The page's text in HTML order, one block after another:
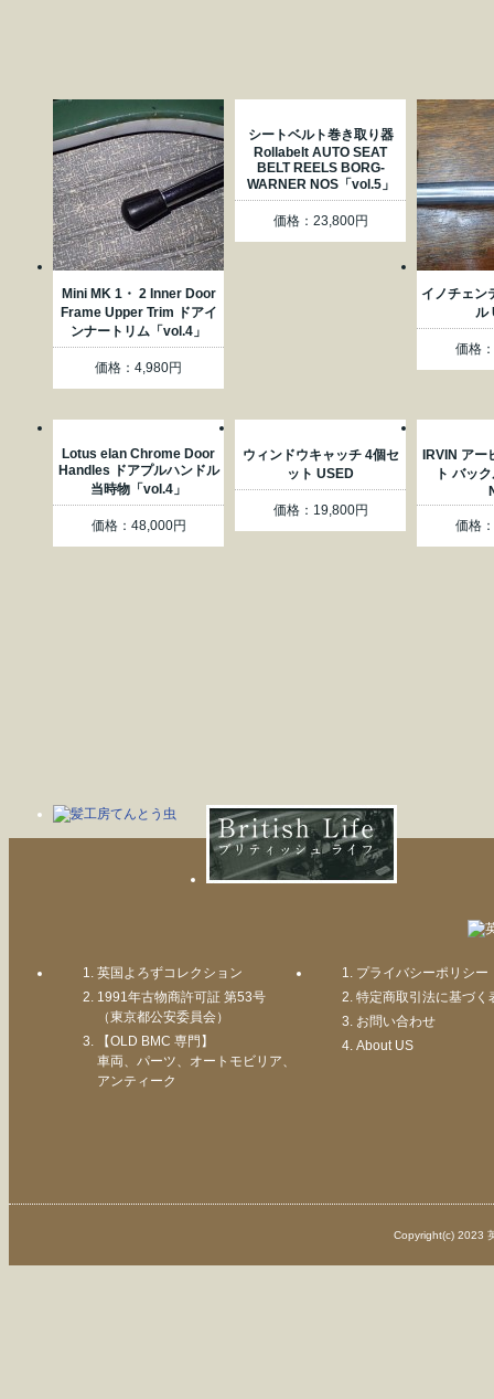
Mini MK 1・ 2 Inner Door
Frame Upper Trim ドアイ
ンナートリム「vol.4」
価格：4,980円
シートベルト巻き取り器
Rollabelt AUTO SEAT
BELT REELS BORG-
WARNER NOS「vol.5」
価格：23,800円
イノチェン
ル
価格
Lotus elan Chrome Door
Handles ドアプルハンドル
当時物「vol.4」
価格：48,000円
ウィンドウキャッチ 4個セ
ット USED
価格：19,800円
IRVIN ア
ト バッ
価格
英国よろずコレクション
1991年古物商許可証 第53号
（東京都公安委員会）
【OLD BMC 専門】
車両、パーツ、オートモビリア、
アンティーク
プライバシーポリシー
特定商取引法に基づく
お問い合わせ
About US
Copyright(c) 2023